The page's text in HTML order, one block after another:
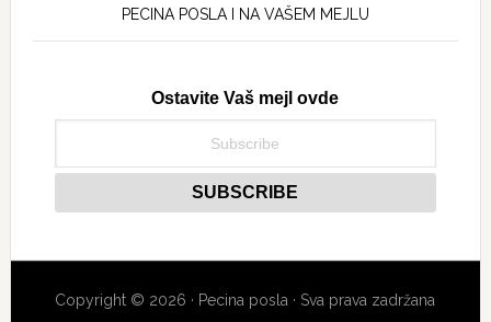
PECINA POSLA I NA VAŠEM MEJLU
Ostavite Vaš mejl ovde
Copyright © 2026 · Pecina posla · Sva prava zadržana